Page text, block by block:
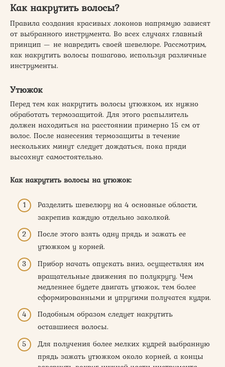
Как накрутить волосы?
Правила создания красивых локонов напрямую зависят
от выбранного инструмента. Во всех случаях главный
принцип — не навредить своей шевелюре. Рассмотрим,
как накрутить волосы пошагово, используя различные
инструменты.
Утюжок
Перед тем как накрутить волосы утюжком, их нужно
обработать термозащитой. Для этого распылитель
должен находиться на расстоянии примерно 15 см от
волос. После нанесения термозащиты в течение
нескольких минут следует дождаться, пока пряди
высохнут самостоятельно.
Как накрутить волосы на утюжок:
Разделить шевелюру на 4 основные области,
закрепив каждую отдельно заколкой.
После этого взять одну прядь и зажать ее
утюжком у корней.
Прибор начать опускать вниз, осуществляя им
вращательные движения по полукругу. Чем
медленнее будете двигать утюжок, тем более
сформированными и упругими получатся кудри.
Подобным образом следует накрутить
оставшиеся волосы.
Для получения более мелких кудрей выбранную
прядь зажать утюжком около корней, а концы